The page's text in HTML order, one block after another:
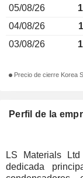
Perfil de la
LS Materials
dedicada
05/08/26
04/08/26
03/08/26
Precio de cierre Korea